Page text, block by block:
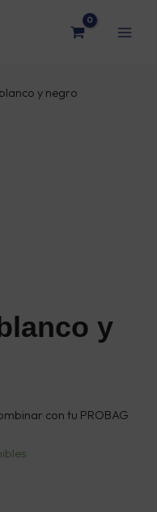
y negro
y
con tu PROBAG